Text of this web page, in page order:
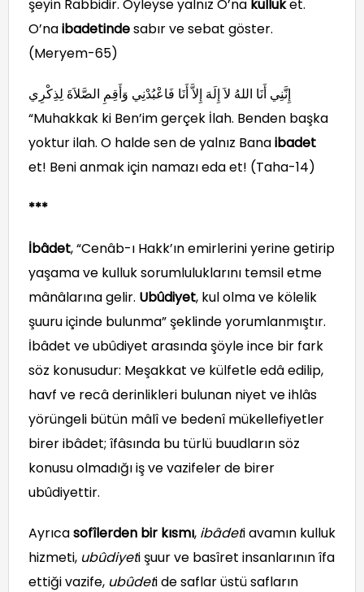
şeyin Rabbidir. Öyleyse yalnız O’na kulluket.
O’naibadetindesabır ve sebat göster.
(Meryem-65)
إِنَّنِي أَنَا اللهُ لاَ إِلَهَ إِلاَّ أَنَا فَاعْبُدْنِي وَأَقِمِ الصَّلاَةَ لِذِكْرِي
“Muhakkak ki Ben’im gerçek İlah. Benden başka
yoktur ilah. O halde sen de yalnız Banaibadet
et! Beni anmak için namazı eda et! (Taha-14)
***
İbâdet, “Cenâb-ı Hakk’ın emirlerini yerine getirip
yaşama ve kulluk sorumluluklarını temsil etme
mânâlarına gelir. Ubûdiyet, kul olma ve kölelik
şuuru içinde bulunma” şeklinde yorumlanmıştır.
İbâdet ve ubûdiyet arasında şöyle ince bir fark
söz konusudur: Meşakkat ve külfetle edâ edilip,
havf ve recâ derinlikleri bulunan niyet ve ihlâs
yörüngeli bütün mâlî ve bedenî mükellefiyetler
birer ibâdet; îfâsında bu türlü buudların söz
konusu olmadığı iş ve vazifeler de birer
ubûdiyettir.
Ayrıcasofîlerden bir kısmı, ibâdeti avamın kulluk
hizmeti, ubûdiyeti şuur ve basîret insanlarının îfa
ettiği vazife, ubûdeti de saflar üstü safların